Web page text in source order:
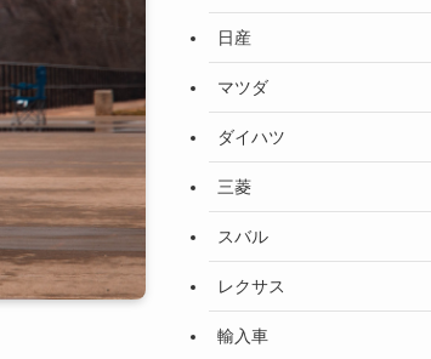
日産
マツダ
ダイハツ
三菱
スバル
レクサス
輸入車